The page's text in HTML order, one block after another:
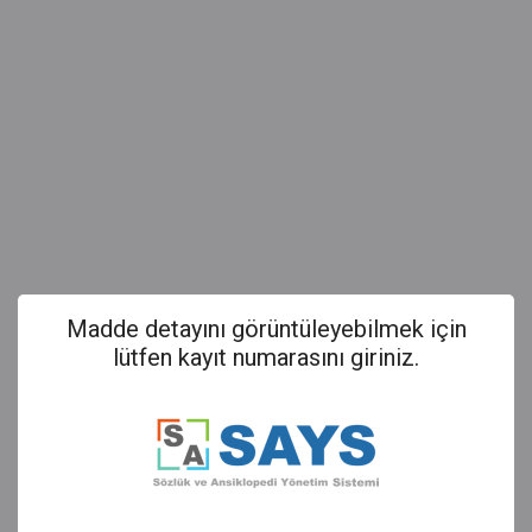
Madde detayını görüntüleyebilmek için
lütfen kayıt numarasını giriniz.